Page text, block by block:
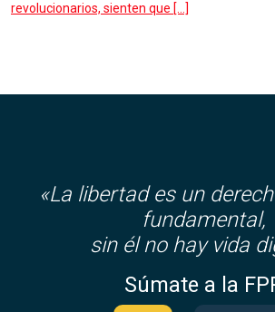
revolucionarios, sienten que […]
«La libertad es un
fundamental,
sin él no hay vida
Súmate a la